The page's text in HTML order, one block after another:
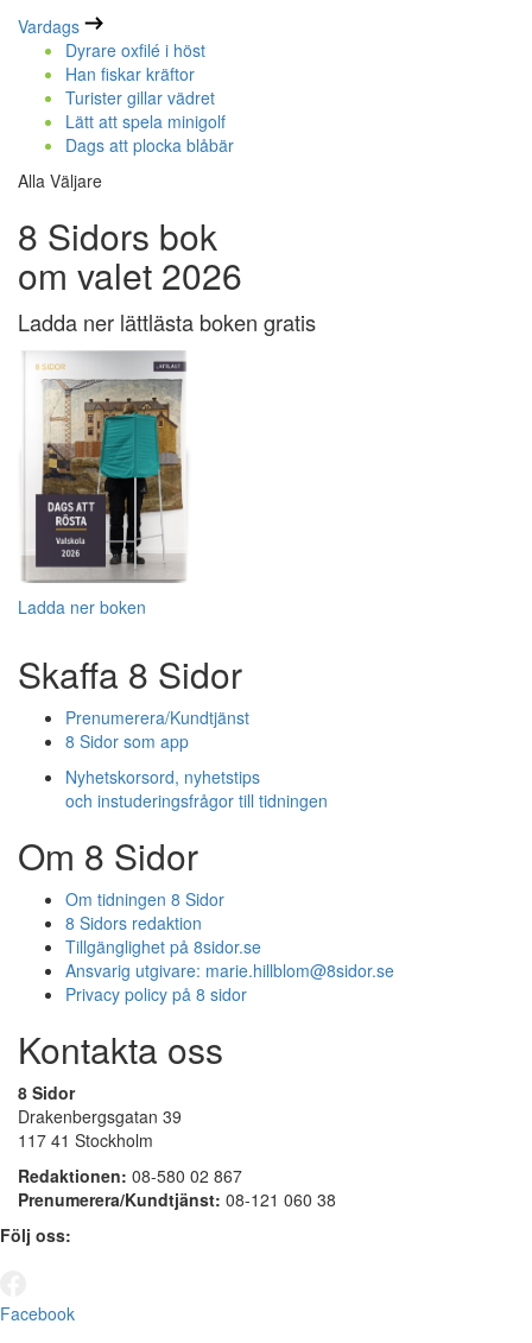
Vardags
Dyrare oxfilé i höst
Han fiskar kräftor
Turister gillar vädret
Lätt att spela minigolf
Dags att plocka blåbär
Alla Väljare
8 Sidors bok
om valet 2026
Ladda ner lättlästa boken gratis
Ladda ner boken
Skaffa 8 Sidor
Prenumerera/Kundtjänst
8 Sidor som app
Nyhetskorsord, nyhetstips
och instuderingsfrågor till tidningen
Om 8 Sidor
Om tidningen 8 Sidor
8 Sidors redaktion
Tillgänglighet på 8sidor.se
Ansvarig utgivare: marie.hillblom@8sidor.se
Privacy policy på 8 sidor
Kontakta oss
8 Sidor
Drakenbergsgatan 39
117 41 Stockholm
Redaktionen: 08-580 02 867
Prenumerera/Kundtjänst: 08-121 060 38
Följ oss:
Facebook